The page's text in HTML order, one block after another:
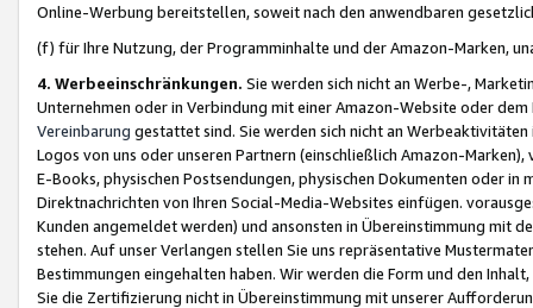
Online-Werbung bereitstellen, soweit nach den anwendbaren
(f) für Ihre Nutzung, der Programminhalte und der Amazon-Marken,
4. Werbeeinschränkungen. Sie werden sich nicht an Werbe-,
Unternehmen oder in Verbindung mit einer Amazon-Website oder
Vereinbarung gestattet sind. Sie werden sich nicht an
Logos von uns oder unseren Partnern (einschließlich Amazon-
E-Books, physischen Postsendungen, physischen Dokumenten oder in
Direktnachrichten von Ihren Social-Media-Websites einfügen.
Kunden angemeldet werden) und ansonsten in Übereinstimmung mit
stehen. Auf unser Verlangen stellen Sie uns repräsentative
Bestimmungen eingehalten haben. Wir werden die Form und den
Sie die Zertifizierung nicht in Übereinstimmung mit unserer